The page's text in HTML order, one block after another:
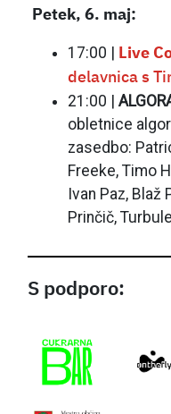
Petek, 6. maj:
17:00 | Live
delavnica s
21:00 |
obletnice
zasedbo:
Freeke, Timo
Ivan Paz, Blaž
Prinčič,
S podporo: